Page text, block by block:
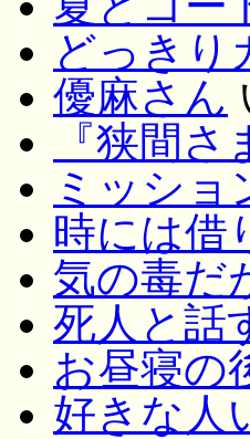
どっきり
優麻さん
『狭間
ミッショ
時には借
気の毒だ
死人と話
お昼寝の
好きな